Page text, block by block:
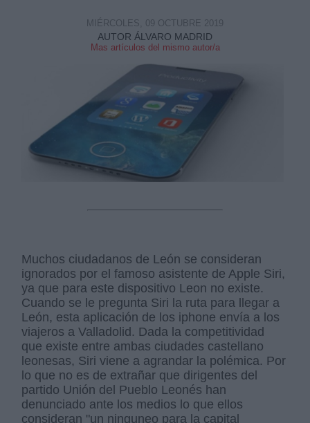
AUTOR ÁLVARO MADRID
Mas artículos del mismo autor/a
MIÉRCOLES, 09 OCTUBRE 2019
Muchos ciudadanos de León se consideran
ignorados por el famoso asistente de Apple Siri,
ya que para este dispositivo Leon no existe.
Cuando se le pregunta Siri la ruta para llegar a
León, esta aplicación de los iphone envía a los
viajeros a Valladolid. Dada la competitividad
que existe entre ambas ciudades castellano
leonesas, Siri viene a agrandar la polémica. Por
lo que no es de extrañar que dirigentes del
partido Unión del Pueblo Leonés han
denunciado ante los medios lo que ellos
consideran "un ninguneo para la capital